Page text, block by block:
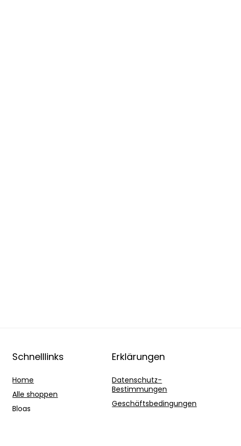
Schnelllinks
Home
Alle shoppen
Blogs
Erklärungen
Datenschutz-
Bestimmungen
Geschäftsbedingungen